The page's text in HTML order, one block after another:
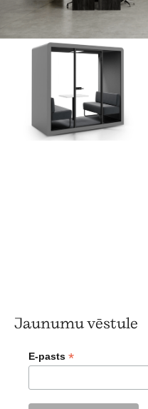
Jaunumu vēstule
E-pasts *